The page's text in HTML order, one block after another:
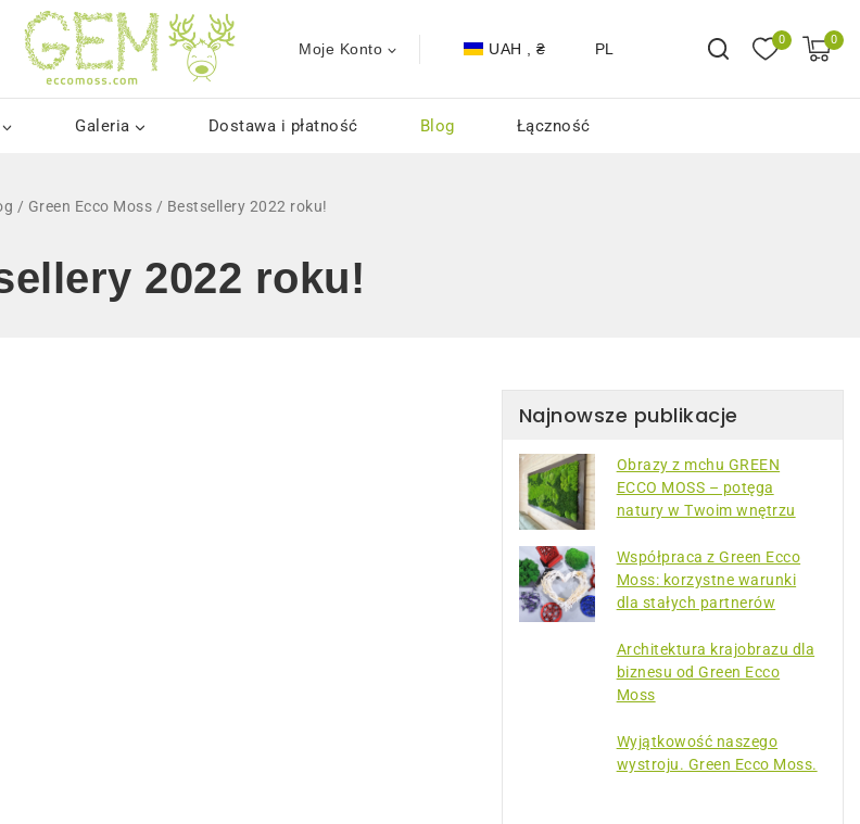
Moje Konto UAH , ₴ PL 0 0
Galeria Dostawa i płatność Blog Łączność
/ Green Ecco Moss / Bestsellery 2022 roku!
2022 roku!
Najnowsze publikacje
Obrazy z mchu GREEN
ECCO MOSS – potęga
natury w Twoim wnętrzu
Współpraca z Green Ecco
Moss: korzystne warunki
dla stałych partnerów
Architektura krajobrazu dla
biznesu od Green Ecco
Moss
Wyjątkowość naszego
wystroju. Green Ecco Moss.